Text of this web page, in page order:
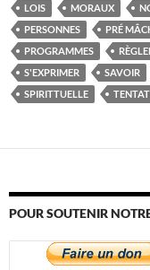
LOIS
MORAUX
PERSONNES
PRÉ
PROGRAMMES
S'EXPRIMER
SAVOIR
SPIRITTUELLE
POUR SOUTENIR